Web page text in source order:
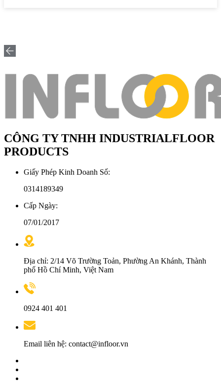
CÔNG TY TNHH INDUSTRIALFLOOR
PRODUCTS
Giấy Phép Kinh Doanh Số:
0314189349
Cấp Ngày:
07/01/2017
Địa chỉ: 2/14 Võ Trường Toản, Phường An Khánh, Thành
phố Hồ Chí Minh, Việt Nam
0924 401 401
Email liên hệ: contact@infloor.vn